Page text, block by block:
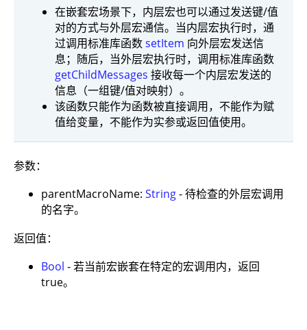
在嵌套宏场景下，内层宏也可以通过发送键/值
对的方式与外层宏通信。当内层宏执行时，通
过调用标准库函数setItem 向外层宏发送信
息；随后，当外层宏执行时，调用标准库函数
getChildMessages 接收每一个内层宏发送的
信息（一组键/值对映射）。
该函数只能作为函数被直接调用，不能作为赋
值给变量，不能作为实参或返回值使用。
参数：
parentMacroName: String- 待检查的外层宏调用
的名字。
返回值：
Bool - 若当前宏嵌套在特定的宏调用内，返回
true。